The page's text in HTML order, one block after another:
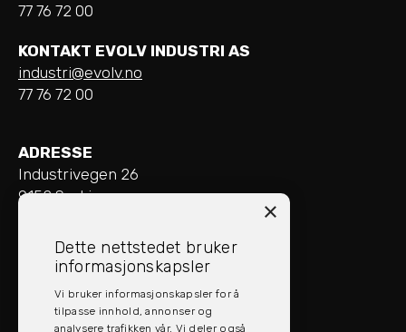
77 76 72 00
KONTAKT EVOLV INDUSTRI AS
industri@evolv.no
77 76 72 00
ADRESSE
Industrivegen 26
9152 Sørkjosen
Mandag - Fredag: 08:00 - 16:00
SOCIAL MEDIA
×
Dette nettstedet bruker
informasjonskapsler
Vi bruker informasjonskapsler for å
tilpasse innhold, annonser og
analysere trafikken vår. Vi deler også